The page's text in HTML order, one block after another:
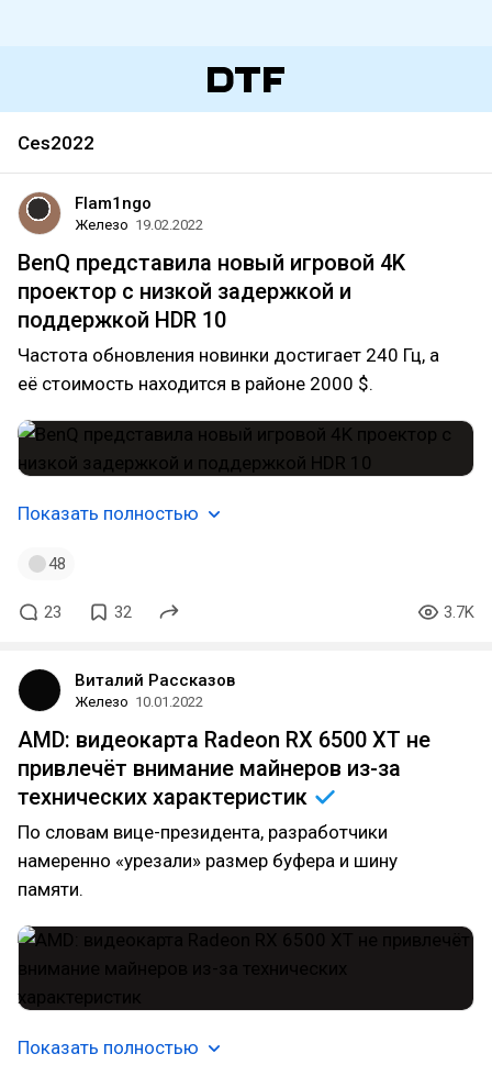
Ces2022
Flam1ngo
Железо 19.02.2022
BenQ представила новый игровой 4K
проектор с низкой задержкой и
поддержкой HDR 10
Частота обновления новинки достигает 240 Гц, а
её стоимость находится в районе 2000 $.
Показать полностью
48
23 32 3.7K
Виталий Рассказов
Железо 10.01.2022
AMD: видеокарта Radeon RX 6500 XT не
привлечёт внимание майнеров из-за
технических характеристик
По словам вице-президента, разработчики
намеренно «урезали» размер буфера и шину
памяти.
Показать полностью